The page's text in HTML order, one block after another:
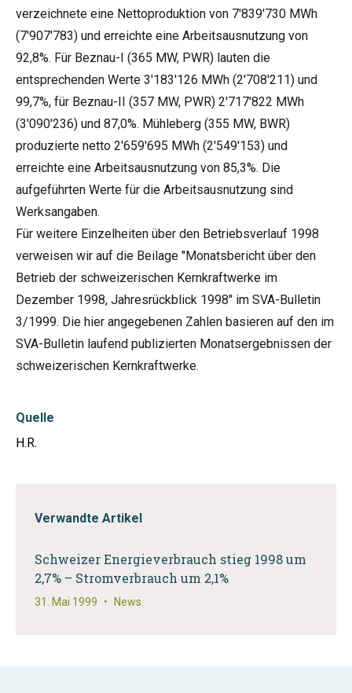
verzeichnete eine Nettoproduktion von 7'839'730 MWh
(7'907'783) und erreichte eine Arbeitsausnutzung von
92,8%. Für Beznau-I (365 MW, PWR) lauten die
entsprechenden Werte 3'183'126 MWh (2'708'211) und
99,7%, für Beznau-II (357 MW, PWR) 2'717'822 MWh
(3'090'236) und 87,0%. Mühleberg (355 MW, BWR)
produzierte netto 2'659'695 MWh (2'549'153) und
erreichte eine Arbeitsausnutzung von 85,3%. Die
aufgeführten Werte für die Arbeitsausnutzung sind
Werksangaben.
Für weitere Einzelheiten über den Betriebsverlauf 1998
verweisen wir auf die Beilage "Monatsbericht über den
Betrieb der schweizerischen Kernkraftwerke im
Dezember 1998, Jahresrückblick 1998" im SVA-Bulletin
3/1999. Die hier angegebenen Zahlen basieren auf den im
SVA-Bulletin laufend publizierten Monatsergebnissen der
schweizerischen Kernkraftwerke.
Quelle
H.R.
Verwandte Artikel
Schweizer Energieverbrauch stieg 1998 um
2,7% – Stromverbrauch um 2,1%
31. Mai 1999 • News